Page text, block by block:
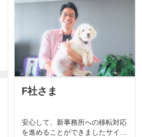
F社さま
安心して、新事務所への移転対応
を進めることができましたサイト